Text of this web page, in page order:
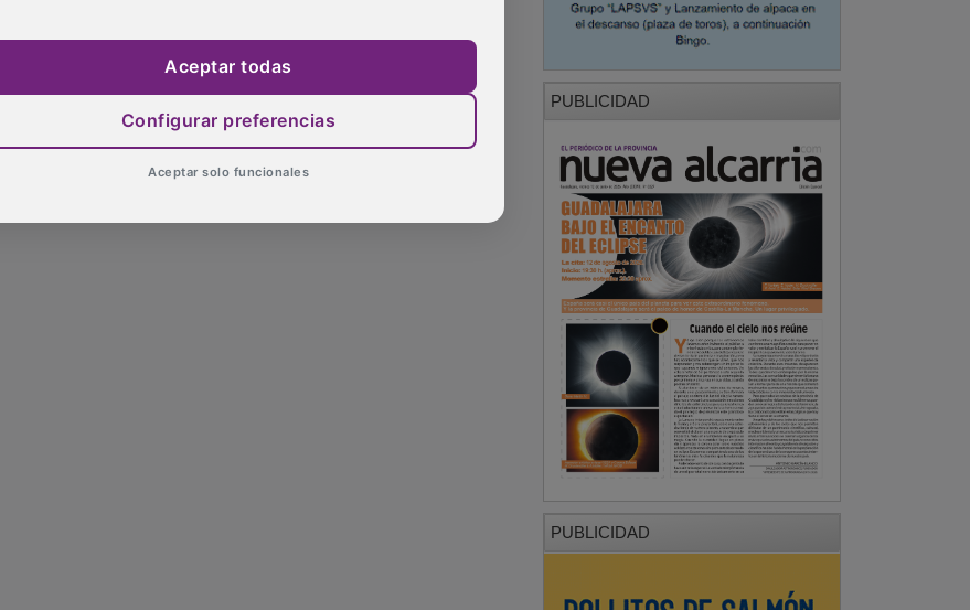
PUBLICIDAD
PUBLICIDAD
Aceptar todas
Configurar preferencias
Aceptar solo funcionales